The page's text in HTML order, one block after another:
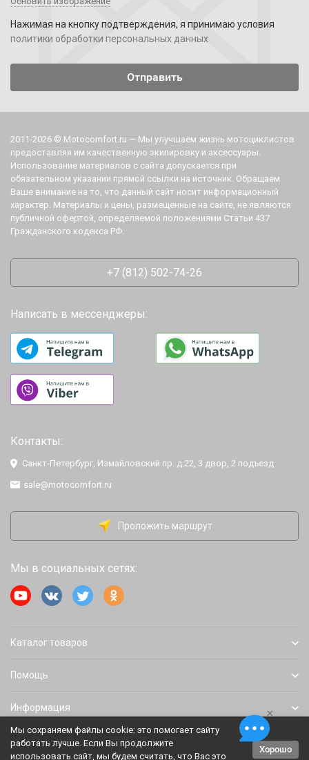
Нажимая на кнопку подтверждения, я принимаю условия
политики обработки персональных данных
2011-2026 © Motocomfort.ru — Мы улучшаем жизнь мотоциклистов
предоставляя им качественную экипировку и аксессуары.
Использование материалов с сайта допускается при
обязательном указании прямой ссылки на источник. Обращаем
Ваше внимание на то, что данный сайт носит информационный
характер. Материалы и цены, размещенные на сайте, не являются
публичной офертой, определяемой положениями Статьи 437
Гражданского кодекса РФ.
+7 (812) 502-74-26
Написать в мессенджеры:
Контакты:
Санкт-Петербург, Измайловский пр. д.22, 3 двор, 2 подъезд
sale@motocomfort.ru
Проложить маршрут
Мы в социальных сетях:
Каталог товаров
Помощь
Информация
Политика персональных данных
Мы сохраняем файлы cookie: это помогает сайту
работать лучше. Если Вы продолжите
использовать сайт, мы будем считать, что Вас это
Хорошо
×